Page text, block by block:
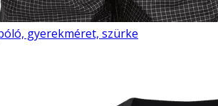
gyerekméret, szürke